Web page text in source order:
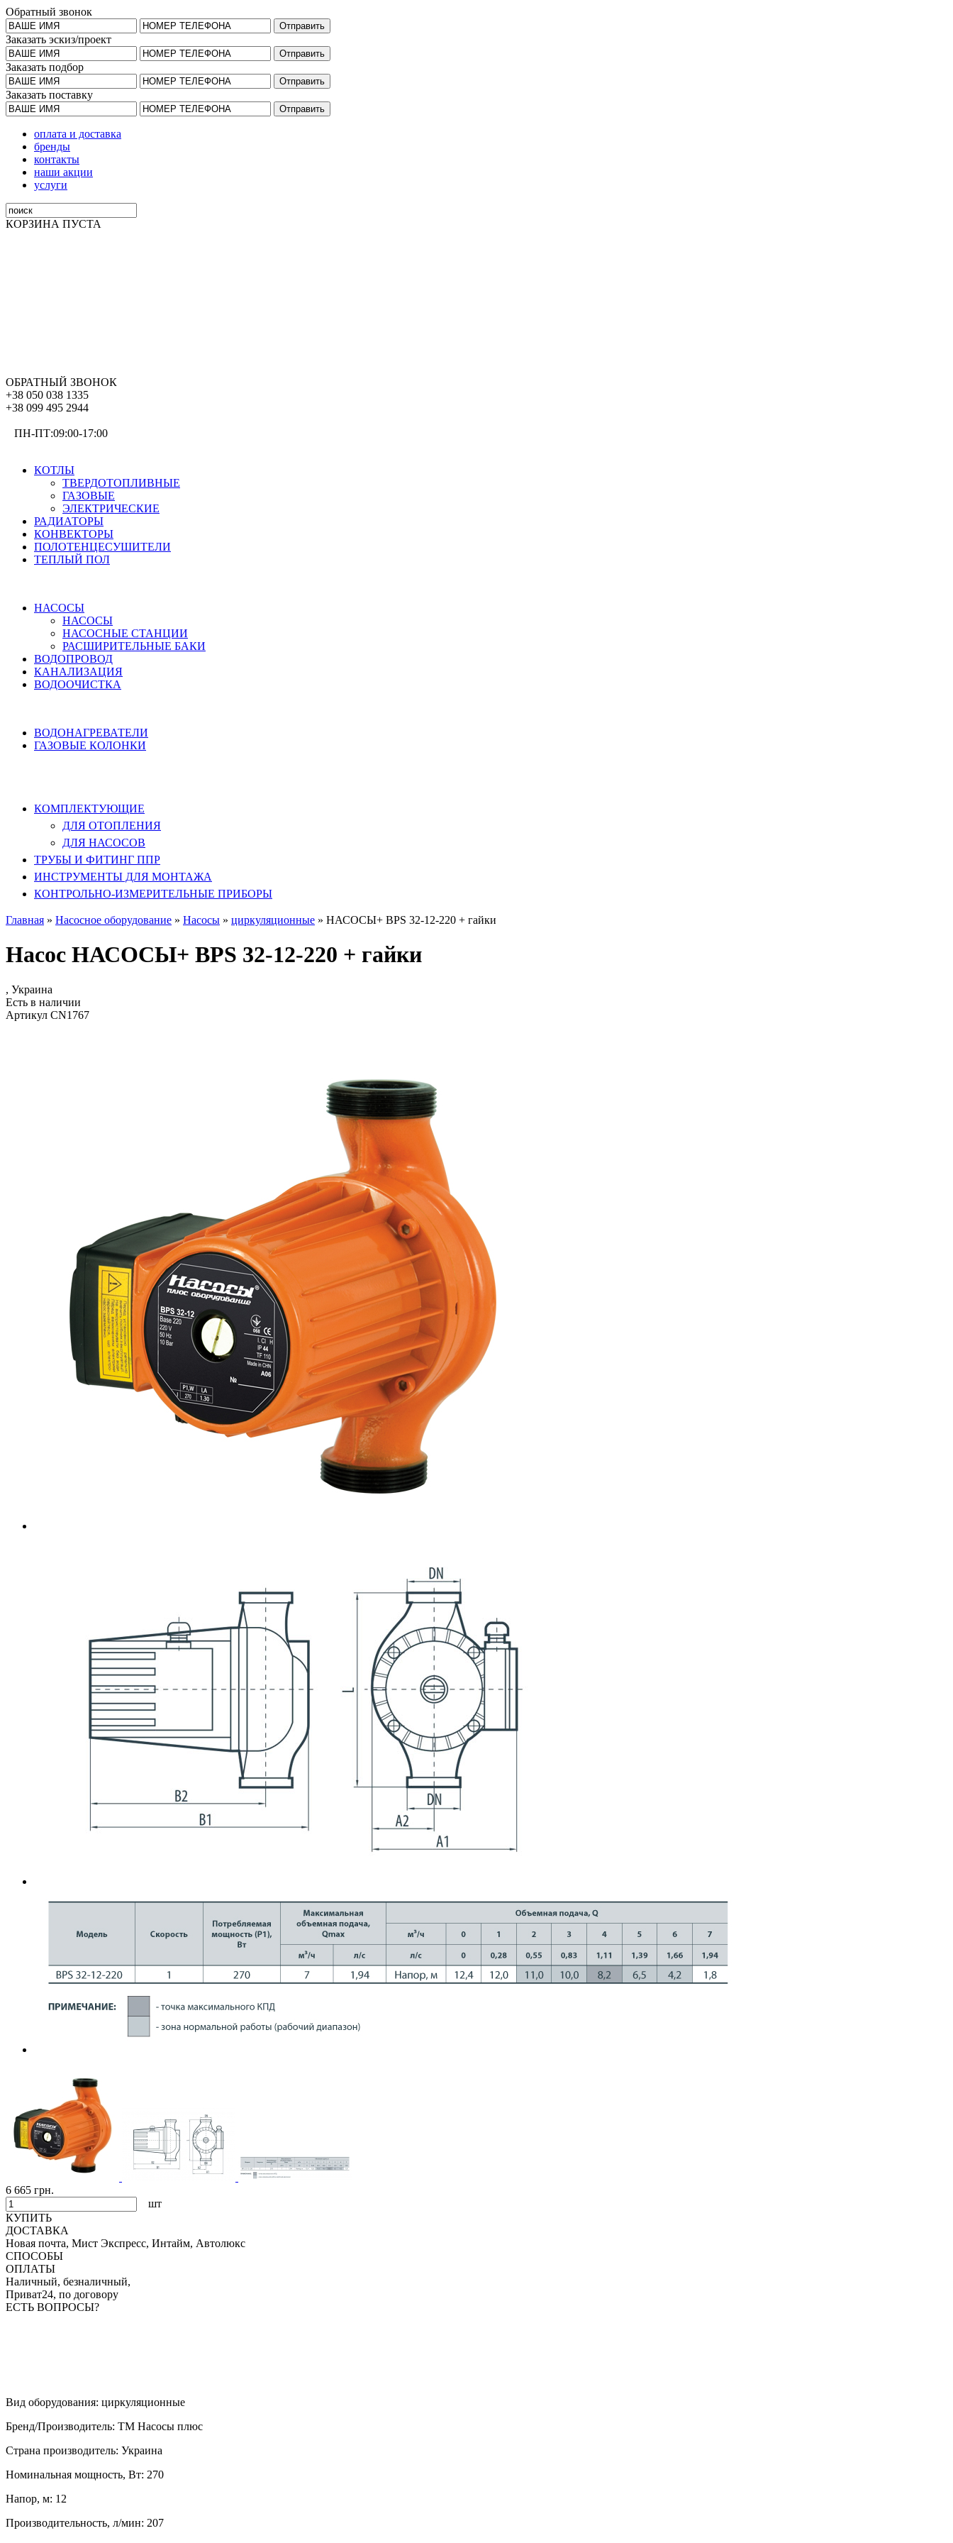
Обратный звонок
Заказать эскиз/проект
Заказать подбор
Заказать поставку
оплата и доставка
бренды
контакты
наши акции
услуги
КОРЗИНА ПУСТА
ОБРАТНЫЙ ЗВОНОК
+38 050 038 1335
+38 099 495 2944
ПН-ПТ:09:00-17:00
КОТЛЫ
ТВЕРДОТОПЛИВНЫЕ
ГАЗОВЫЕ
ЭЛЕКТРИЧЕСКИЕ
РАДИАТОРЫ
КОНВЕКТОРЫ
ПОЛОТЕНЦЕСУШИТЕЛИ
ТЕПЛЫЙ ПОЛ
НАСОСЫ
НАСОСЫ
НАСОСНЫЕ СТАНЦИИ
РАСШИРИТЕЛЬНЫЕ БАКИ
ВОДОПРОВОД
КАНАЛИЗАЦИЯ
ВОДООЧИСТКА
ВОДОНАГРЕВАТЕЛИ
ГАЗОВЫЕ КОЛОНКИ
КОМПЛЕКТУЮЩИЕ
ДЛЯ ОТОПЛЕНИЯ
ДЛЯ НАСОСОВ
ТРУБЫ И ФИТИНГ ППР
ИНСТРУМЕНТЫ ДЛЯ МОНТАЖА
КОНТРОЛЬНО-ИЗМЕРИТЕЛЬНЫЕ ПРИБОРЫ
Главная » Насосное оборудование » Насосы » циркуляционные » НАСОСЫ+ BPS 32-12-220 + гайки
Насос НАСОСЫ+ BPS 32-12-220 + гайки
, Украина
Есть в наличии
Артикул CN1767
6 665 грн.
шт
КУПИТЬ
ДОСТАВКА
Новая почта, Мист Экспресс, Интайм, Автолюкс
СПОСОБЫ
ОПЛАТЫ
Наличный, безналичный,
Приват24, по договору
ЕСТЬ ВОПРОСЫ?
Вид оборудования: циркуляционные
Бренд/Производитель: ТМ Насосы плюс
Страна производитель: Украина
Номинальная мощность, Вт: 270
Напор, м: 12
Производительность, л/мин: 207